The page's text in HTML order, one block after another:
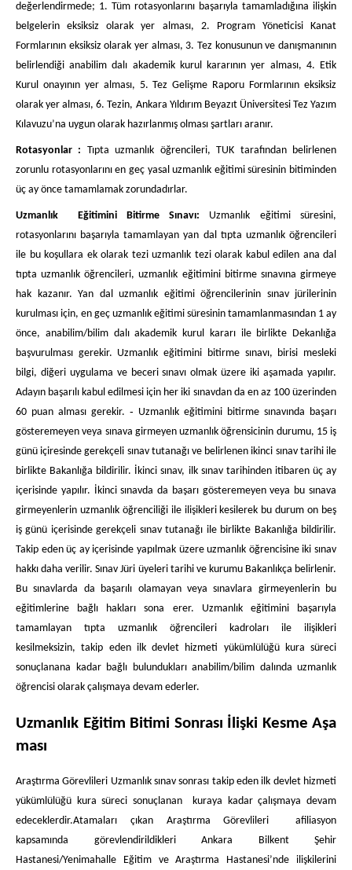
değerlendirmede; 1. Tüm rotasyonlarını başarıyla tamamladığına ilişkin
belgelerin eksiksiz olarak yer alması, 2. Program Yöneticisi Kanat
Formlarının eksiksiz olarak yer alması, 3. Tez konusunun ve danışmanının
belirlendiği anabilim dalı akademik kurul kararının yer alması, 4. Etik
Kurul onayının yer alması, 5. Tez Gelişme Raporu Formlarının eksiksiz
olarak yer alması, 6. Tezin, Ankara Yıldırım Beyazıt Üniversitesi Tez Yazım
Kılavuzu’na uygun olarak hazırlanmış olması şartları aranır.
Rotasyonlar : Tıpta uzmanlık öğrencileri, TUK tarafından belirlenen
zorunlu rotasyonlarını en geç yasal uzmanlık eğitimi süresinin bitiminden
üç ay önce tamamlamak zorundadırlar.
Uzmanlık Eğitimini Bitirme Sınavı: Uzmanlık eğitimi süresini,
rotasyonlarını başarıyla tamamlayan yan dal tıpta uzmanlık öğrencileri
ile bu koşullara ek olarak tezi uzmanlık tezi olarak kabul edilen ana dal
tıpta uzmanlık öğrencileri, uzmanlık eğitimini bitirme sınavına girmeye
hak kazanır. Yan dal uzmanlık eğitimi öğrencilerinin sınav jürilerinin
kurulması için, en geç uzmanlık eğitimi süresinin tamamlanmasından 1 ay
önce, anabilim/bilim dalı akademik kurul kararı ile birlikte Dekanlığa
başvurulması gerekir. Uzmanlık eğitimini bitirme sınavı, birisi mesleki
bilgi, diğeri uygulama ve beceri sınavı olmak üzere iki aşamada yapılır.
Adayın başarılı kabul edilmesi için her iki sınavdan da en az 100 üzerinden
60 puan alması gerekir. ‐ Uzmanlık eğitimini bitirme sınavında başarı
gösteremeyen veya sınava girmeyen uzmanlık öğrensicinin durumu, 15 iş
günü içiresinde gerekçeli sınav tutanağı ve belirlenen ikinci sınav tarihi ile
birlikte Bakanlığa bildirilir. İkinci sınav, ilk sınav tarihinden itibaren üç ay
içerisinde yapılır. İkinci sınavda da başarı gösteremeyen veya bu sınava
girmeyenlerin uzmanlık öğrenciliği ile ilişikleri kesilerek bu durum on beş
iş günü içerisinde gerekçeli sınav tutanağı ile birlikte Bakanlığa bildirilir.
Takip eden üç ay içerisinde yapılmak üzere uzmanlık öğrencisine iki sınav
hakkı daha verilir. Sınav Jüri üyeleri tarihi ve kurumu Bakanlıkça belirlenir.
Bu sınavlarda da başarılı olamayan veya sınavlara girmeyenlerin bu
eğitimlerine bağlı hakları sona erer. Uzmanlık eğitimini başarıyla
tamamlayan tıpta uzmanlık öğrencileri kadroları ile ilişikleri
kesilmeksizin, takip eden ilk devlet hizmeti yükümlülüğü kura süreci
sonuçlanana kadar bağlı bulundukları anabilim/bilim dalında uzmanlık
öğrencisi olarak çalışmaya devam ederler.
Uzmanlık Eğitim Bitimi Sonrası İlişki Kesme Aşa
ması
Araştırma Görevlileri Uzmanlık sınav sonrası takip eden ilk devlet hizmeti
yükümlülüğü kura süreci sonuçlanan kuraya kadar çalışmaya devam
edeceklerdir.Atamaları çıkan Araştırma Görevlileri afiliasyon
kapsamında görevlendirildikleri Ankara Bilkent Şehir
Hastanesi/Yenimahalle Eğitim ve Araştırma Hastanesi’nde ilişkilerini